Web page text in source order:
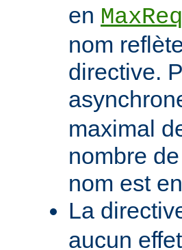
en
nom
directive.
maximal
nombre
nom est
La
aucun